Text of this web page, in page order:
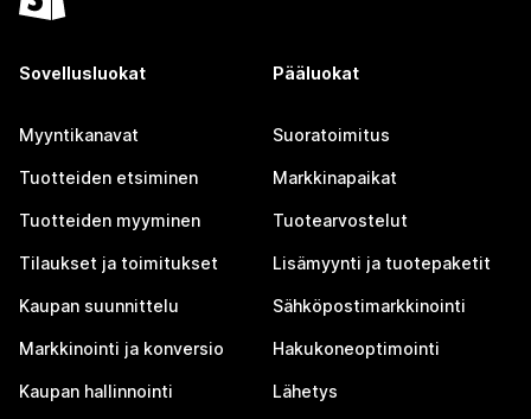
Sovellusluokat
Myyntikanavat
Tuotteiden etsiminen
Tuotteiden myyminen
Tilaukset ja toimitukset
Kaupan suunnittelu
Markkinointi ja konversio
Kaupan hallinnointi
Pääluokat
Suoratoimitus
Markkinapaikat
Tuotearvostelut
Lisämyynti ja tuotepaketit
Sähköpostimarkkinointi
Hakukoneoptimointi
Lähetys